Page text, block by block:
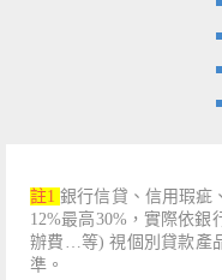
註1 銀行信貸、信用瑕疵
12%最高30%，實際依
辦費…等) 視個別貸款產
準。